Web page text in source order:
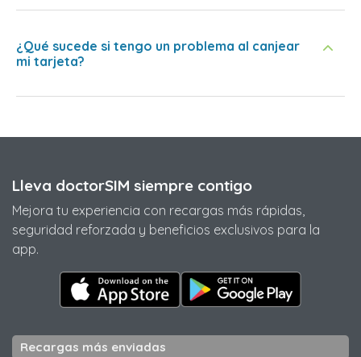
¿Qué sucede si tengo un problema al canjear
mi tarjeta?
Lleva doctorSIM siempre contigo
Mejora tu experiencia con recargas más rápidas,
seguridad reforzada y beneficios exclusivos para la
app.
Recargas más enviadas